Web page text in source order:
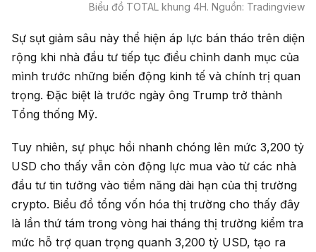
Biểu đồ TOTAL khung 4H. Nguồn: Tradingview
Sự sụt giảm sâu này thể hiện áp lực bán tháo trên diện
rộng khi nhà đầu tư tiếp tục điều chỉnh danh mục của
mình trước những biến động kinh tế và chính trị quan
trọng. Đặc biệt là trước ngày ông Trump trở thành
Tổng thống Mỹ.
Tuy nhiên, sự phục hồi nhanh chóng lên mức 3,200 tỷ
USD cho thấy vẫn còn động lực mua vào từ các nhà
đầu tư tin tưởng vào tiềm năng dài hạn của thị trường
crypto. Biểu đồ tổng vốn hóa thị trường cho thấy đây
là lần thứ tám trong vòng hai tháng thị trường kiểm tra
mức hỗ trợ quan trọng quanh 3,200 tỷ USD, tạo ra